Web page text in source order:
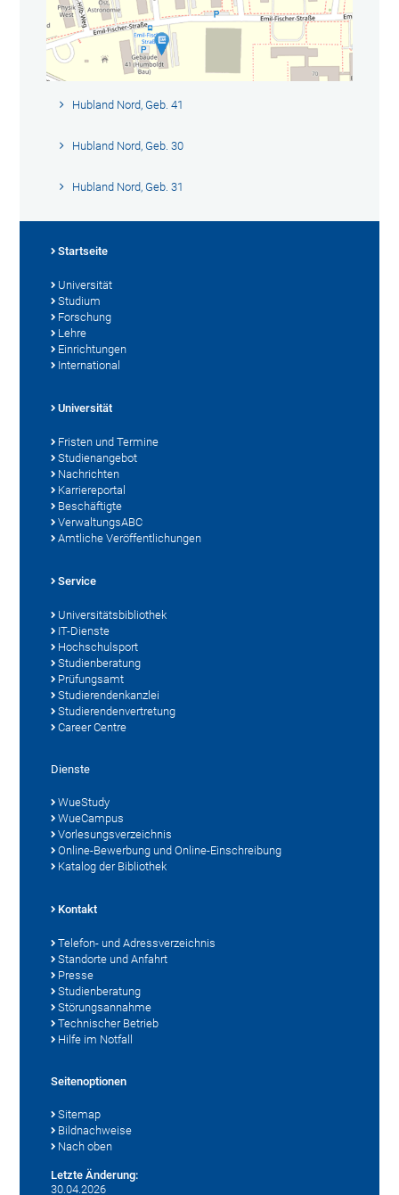
Hubland Nord, Geb. 41
Hubland Nord, Geb. 30
Hubland Nord, Geb. 31
Startseite
Universität
Studium
Forschung
Lehre
Einrichtungen
International
Universität
Fristen und Termine
Studienangebot
Nachrichten
Karriereportal
Beschäftigte
VerwaltungsABC
Amtliche Veröffentlichungen
Service
Universitätsbibliothek
IT-Dienste
Hochschulsport
Studienberatung
Prüfungsamt
Studierendenkanzlei
Studierendenvertretung
Career Centre
Dienste
WueStudy
WueCampus
Vorlesungsverzeichnis
Online-Bewerbung und Online-Einschreibung
Katalog der Bibliothek
Kontakt
Telefon- und Adressverzeichnis
Standorte und Anfahrt
Presse
Studienberatung
Störungsannahme
Technischer Betrieb
Hilfe im Notfall
Seitenoptionen
Sitemap
Bildnachweise
Nach oben
Letzte Änderung:
30.04.2026